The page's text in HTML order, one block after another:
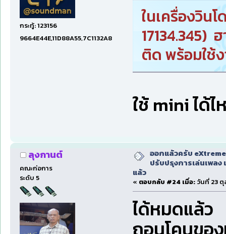
กระทู้: 123156
9664E44E,11D88A55,7C1132A8
ในเครื่องวิน
ติด พร้อมใช้
ใช้ mini ได้ไ
ลุงกานต์
คณะก่อการ
ระดับ 5
ออกแล้วครับ
ปรับปรุงการเล่นเพลง
แล้ว
« ตอบกลับ #24 เมื่อ: วันที่ 23 ตุ
ได้หมดแล้ว